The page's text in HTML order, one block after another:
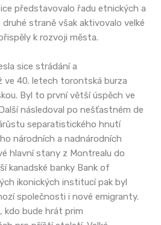
představovalo řadu etnických a
straně však aktivovalo velké
k rozvoji města.
sice strádání a
ve 40. letech torontská burza
Byl to první větší úspěch ve
následoval po nešťastném de
separatistického hnutí
národních a nadnárodních
hlavní stany z Montrealu do
kanadské banky Bank of
ikonických institucí pak byl
společnosti i nové emigranty.
kdo bude hrát prim